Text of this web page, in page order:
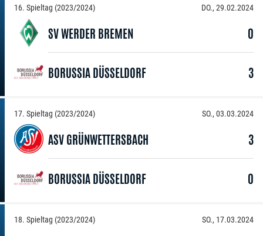
16. Spieltag (2023/2024) DO., 29.02.2024
SV WERDER BREMEN 0
BORUSSIA DÜSSELDORF 3
17. Spieltag (2023/2024) SO., 03.03.2024
ASV GRÜNWETTERSBACH 3
BORUSSIA DÜSSELDORF 0
18. Spieltag (2023/2024) SO., 17.03.2024